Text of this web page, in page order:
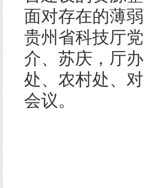
面对存在的薄
贵州省科技厅
介、苏庆，厅
处、农村处、
会议。